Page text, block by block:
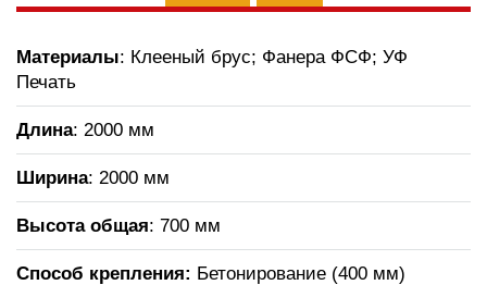
Материалы: Клееный брус; Фанера ФСФ; УФ
Печать
Длина: 2000 мм
Ширина: 2000 мм
Высота общая: 700 мм
Способ крепления: Бетонирование (400 мм)